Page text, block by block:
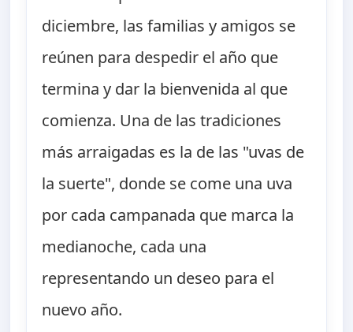
diciembre, las familias y amigos se
reúnen para despedir el año que
termina y dar la bienvenida al que
comienza. Una de las tradiciones
más arraigadas es la de las "uvas de
la suerte", donde se come una uva
por cada campanada que marca la
medianoche, cada una
representando un deseo para el
nuevo año.